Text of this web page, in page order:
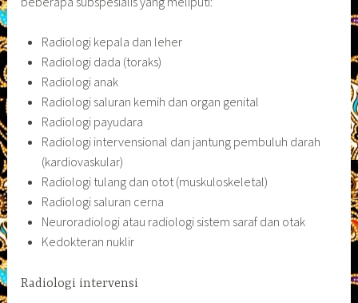
Radiologi kepala dan leher
Radiologi dada (toraks)
Radiologi anak
Radiologi saluran kemih dan organ genital
Radiologi payudara
Radiologi intervensional dan jantung pembuluh darah
(kardiovaskular)
Radiologi tulang dan otot (muskuloskeletal)
Radiologi saluran cerna
Neuroradiologi atau radiologi sistem saraf dan otak
Kedokteran nuklir
Radiologi intervensi